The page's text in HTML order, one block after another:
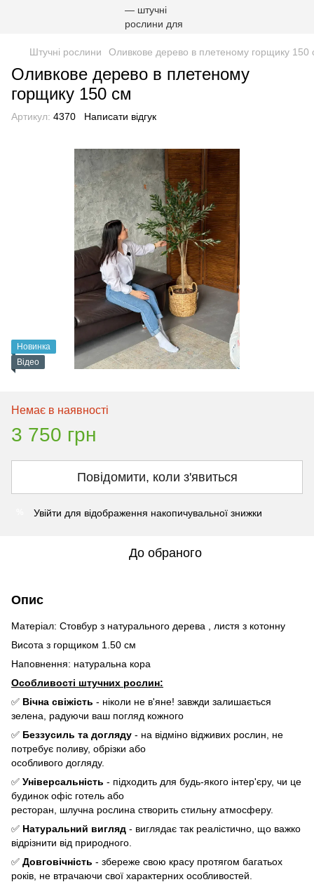
Штучні рослини Оливкове дерево в плетеному горщику 150
Оливкове дерево в плетеному
горщику 150 см
Артикул: 4370 Написати відгук
Новинка
Відео
Немає в наявності
3 750 грн
Повідомити, коли з'явиться
Увійти для відображення накопичувальної знижки
До обраного
Опис
Матеріал: Стовбур з натурального дерева , листя з котонну
Висота з горщиком 1.50 см
Наповнення: натуральна кора
Особливості штучних рослин:
✅ Вічна свіжість - ніколи не в'яне! завжди залишається
зелена, радуючи ваш погляд кожного
✅ Беззусиль та догляду - на відміно відживих рослин, не
потребує поливу, обрізки або
особливого догляду.
✅ Універсальність - підходить для будь-якого інтер'єру, чи це
будинок офіс готель або
ресторан, шлучна рослина створить стильну атмосферу.
✅ Натуральний вигляд - виглядає так реалістично, що важко
відрізнити від природного.
✅ Довговічність - збереже свою красу протягом багатьох
років, не втрачаючи свої характерних особливостей.